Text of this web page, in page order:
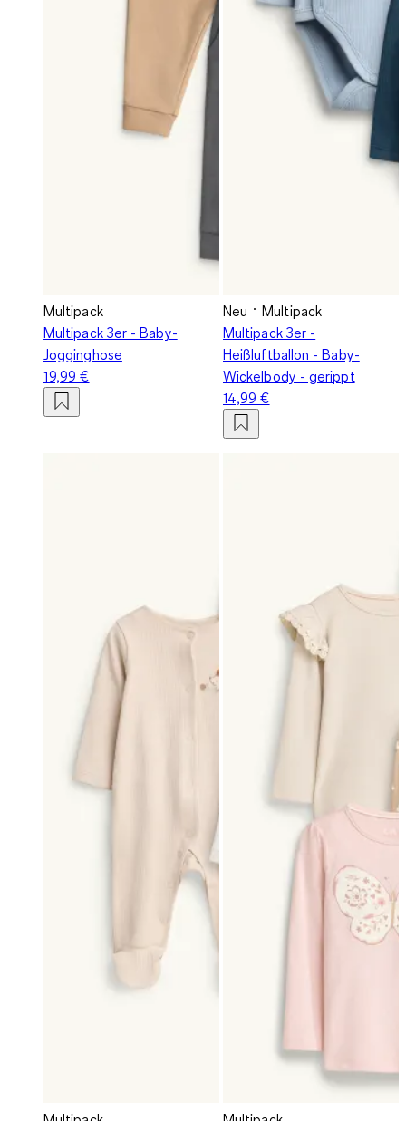
Multipack
Multipack 3er - Baby-
Jogginghose
19,99 €
Neu
Multipack
Multipack 3er -
Heißluftballon - Baby-
Wickelbody - gerippt
14,99 €